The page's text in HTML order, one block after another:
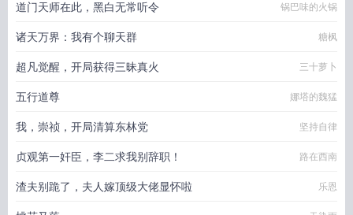
道门天师在此，黑白无常听令 锅巴味的火锅
诸天万界：我有个聊天群 糖枫
超凡觉醒，开局获得三昧真火 三十萝卜
五行道尊 娜塔的魏猛
我，崇祯，开局清算东林党 坚持自律
贞观第一奸臣，李二求我别辞职！ 路在西南
渣夫别跪了，夫人嫁顶级大佬显怀啦 乐恩